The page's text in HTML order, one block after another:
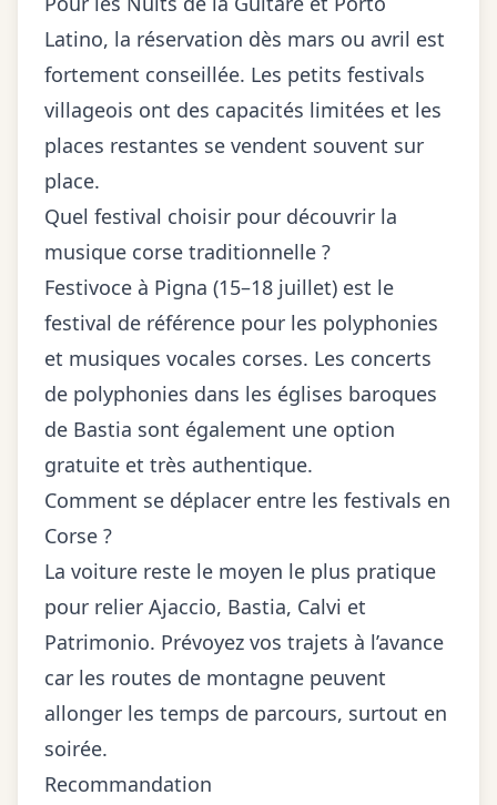
Latino, la réservation dès mars ou avril est
fortement conseillée. Les petits festivals
villageois ont des capacités limitées et les
places restantes se vendent souvent sur
place.
Quel festival choisir pour découvrir la
musique corse traditionnelle ?
Festivoce à Pigna (15–18 juillet) est le
festival de référence pour les polyphonies
et musiques vocales corses. Les concerts
de polyphonies dans les églises baroques
de Bastia sont également une option
gratuite et très authentique.
Comment se déplacer entre les festivals en
Corse ?
La voiture reste le moyen le plus pratique
pour relier Ajaccio, Bastia, Calvi et
Patrimonio. Prévoyez vos trajets à l’avance
car les routes de montagne peuvent
allonger les temps de parcours, surtout en
soirée.
Recommandation